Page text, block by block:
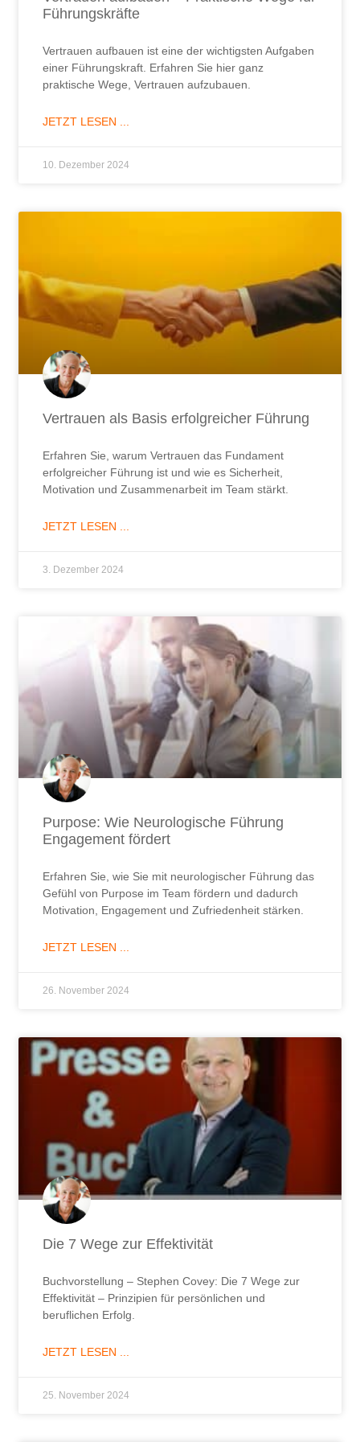
Führungskräfte
Vertrauen aufbauen ist eine der wichtigsten Aufgaben
einer Führungskraft. Erfahren Sie hier ganz
praktische Wege, Vertrauen aufzubauen.
JETZT LESEN ...
10. Dezember 2024
Vertrauen als Basis erfolgreicher Führung
Erfahren Sie, warum Vertrauen das Fundament
erfolgreicher Führung ist und wie es Sicherheit,
Motivation und Zusammenarbeit im Team stärkt.
JETZT LESEN ...
3. Dezember 2024
Purpose: Wie Neurologische Führung
Engagement fördert
Erfahren Sie, wie Sie mit neurologischer Führung das
Gefühl von Purpose im Team fördern und dadurch
Motivation, Engagement und Zufriedenheit stärken.
JETZT LESEN ...
26. November 2024
Die 7 Wege zur Effektivität
Buchvorstellung – Stephen Covey: Die 7 Wege zur
Effektivität – Prinzipien für persönlichen und
beruflichen Erfolg.
JETZT LESEN ...
25. November 2024